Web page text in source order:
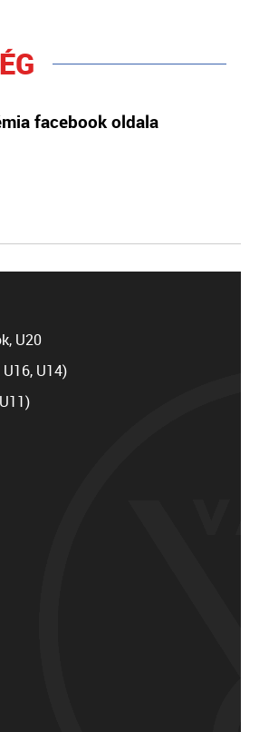
facebook oldala
U20
U14)